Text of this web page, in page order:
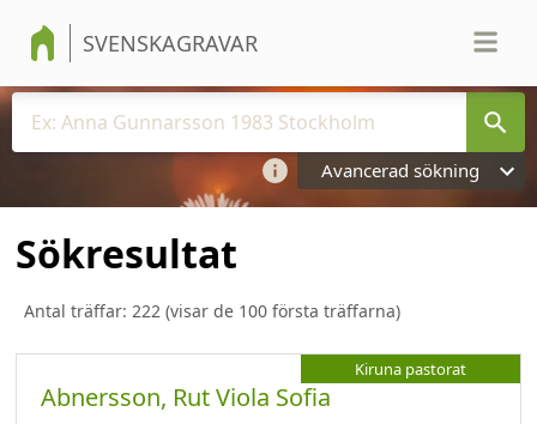
SVENSKAGRAVAR
Avancerad sökning
Sökresultat
Antal träffar: 222 (visar de 100 första träffarna)
Kiruna pastorat
Abnersson, Rut Viola Sofia